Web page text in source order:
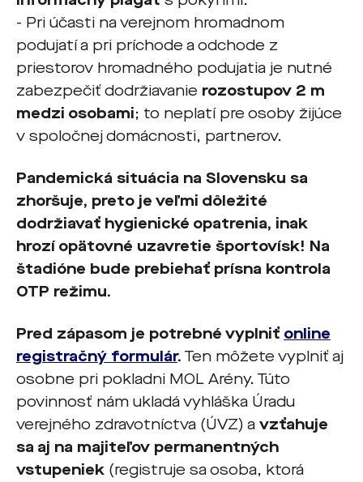
- Pri účasti na verejnom hromadnom
podujatí a pri príchode a odchode z
priestorov hromadného podujatia je nutné
zabezpečiť dodržiavanie rozostupov 2 m
medzi osobami; to neplatí pre osoby žijúce
v spoločnej domácnosti, partnerov.
Pandemická situácia na Slovensku sa
zhoršuje, preto je veľmi dôležité
dodržiavať hygienické opatrenia, inak
hrozí opätovné uzavretie športovísk! Na
štadióne bude prebiehať prísna kontrola
OTP režimu.
Pred zápasom je potrebné vyplniť online
registračný formulár. Ten môžete vyplniť aj
osobne pri pokladni MOL Arény. Túto
povinnosť nám ukladá vyhláška Úradu
verejného zdravotníctva (ÚVZ) a vzťahuje
sa aj na majiteľov permanentných
vstupeniek (registruje sa osoba, ktorá